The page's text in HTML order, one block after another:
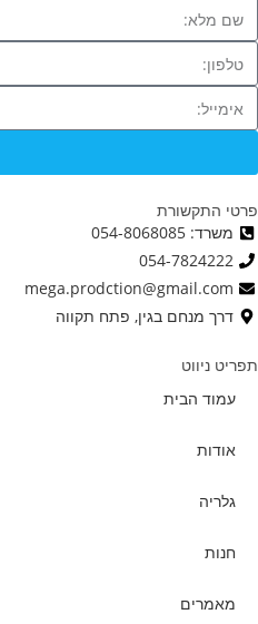
פרטי התקשורת
משרד: 054-8068085
054-7824222
mega.prodction@gmail.com
דרך מנחם בגין, פתח תקווה
תפריט ניווט
עמוד הבית
אודות
גלריה
חנות
מאמרים